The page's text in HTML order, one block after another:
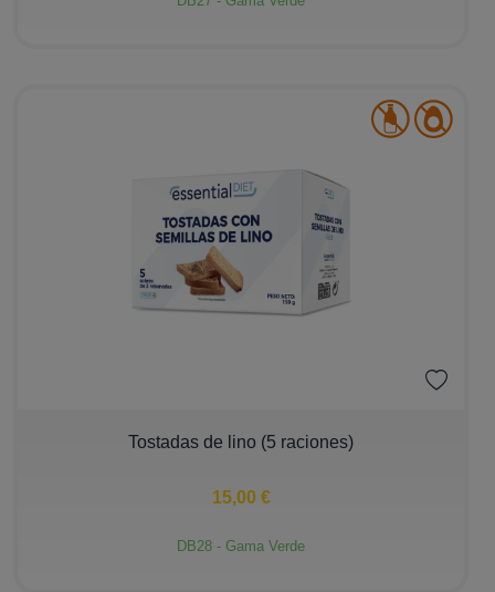
Tostadas de lino (5 raciones)
15,00 €
DB28 - Gama Verde